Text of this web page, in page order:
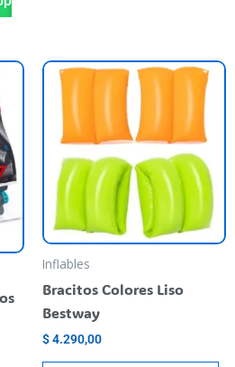
Inflables
Bracitos Colores Liso
Bestway
$4.290,00
se